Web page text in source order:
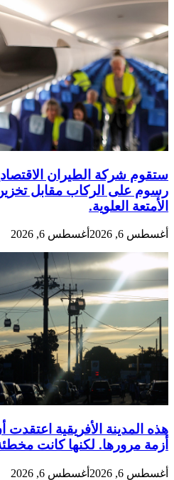
ستقوم شركة الطيران
رسوم على الركاب مقابل
الأمتعة العلوية.
أغسطس 6, 2026 أغسطس 6, 2026
هذه المدينة الأفريقية
أزمة مرورها. لكنها كانت
أغسطس 6, 2026 أغسطس 6, 2026